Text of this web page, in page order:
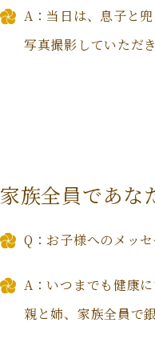
A：当日は、息子と
写真撮影していただき
家族全員であな
Q：お子様へのメッ
A：いつまでも健康
親と姉、家族全員で